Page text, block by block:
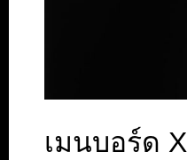
เมนบอร์ด